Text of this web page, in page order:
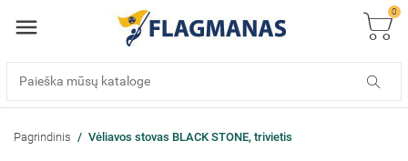
0
Pagrindinis Vėliavos stovas BLACK STONE, trivietis